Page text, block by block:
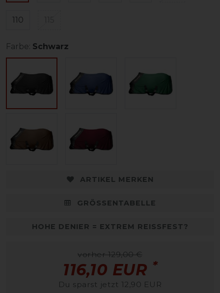
110
Farbe: Schwarz
ARTIKEL MERKEN
GRÖSSENTABELLE
HOHE DENIER = EXTREM REISSFEST?
vorher 129,00 €
116,10 EUR *
Du sparst jetzt 12,90 EUR